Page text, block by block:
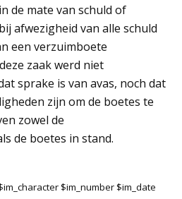
de mate van schuld of
afwezigheid van alle schuld
een verzuimboete
zaak werd niet
sprake is van avas, noch dat
zijn om de boetes te
zowel de
de boetes in stand.
$im_number $im_date